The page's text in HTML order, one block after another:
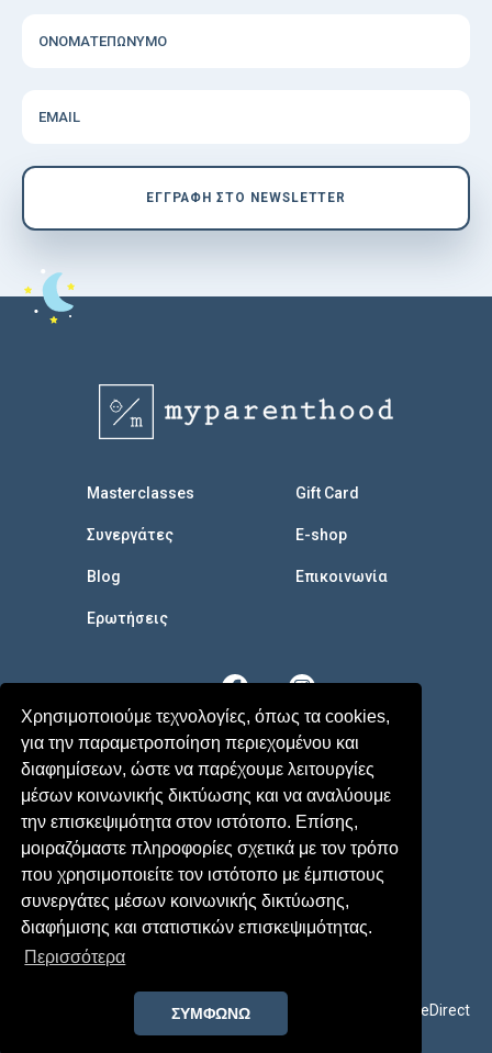
Χρησιμοποιούμε τεχνολογίες, όπως τα cookies,
για την παραμετροποίηση περιεχομένου και
διαφημίσεων, ώστε να παρέχουμε λειτουργίες
μέσων κοινωνικής δικτύωσης και να αναλύουμε
την επισκεψιμότητα στον ιστότοπο. Επίσης,
μοιραζόμαστε πληροφορίες σχετικά με τον τρόπο
που χρησιμοποιείτε τον ιστότοπο με έμπιστους
συνεργάτες μέσων κοινωνικής δικτύωσης,
διαφήμισης και στατιστικών επισκεψιμότητας.
Περισσότερα
ΣΥΜΦΩΝΩ
ΟΝΟΜΑΤΕΠΩΝΥΜΟ
EMAIL
EΓΓΡΑΦΗ ΣΤΟ NEWSLETTER
Masterclasses
Συνεργάτες
Blog
Eρωτήσεις
Gift Card
E-shop
Επικοινωνία
Terms-Privacy Policy
Yes Internet CareDirect